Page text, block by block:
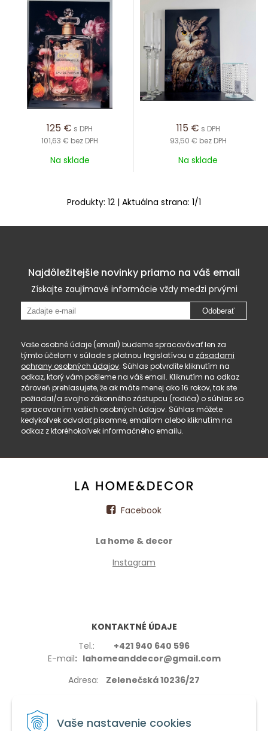
Vaše nastavenie cookies
125 € s DPH
101,63 € bez DPH
Na sklade
115 € s DPH
93,50 € bez DPH
Na sklade
Produkty: 12 | Aktuálna strana: 1/1
Najdôležitejšie novinky priamo na váš email
Získajte zaujímavé informácie vždy medzi prvými
Odoberať
Vaše osobné údaje (email) budeme spracovávať len za
týmto účelom v súlade s platnou legislatívou a zásadami
ochrany osobných údajov. Súhlas potvrdíte kliknutím na
odkaz, ktorý vám pošleme na váš email. Kliknutím na odkaz
zároveň prehlasujete, že ak máte menej ako 16 rokov, tak ste
požiadal/a svojho zákonného zástupcu (rodiča) o súhlas so
spracovaním vašich osobných údajov. Súhlas môžete
kedykoľvek odvolať písomne, emailom alebo kliknutím na
odkaz z ktoréhokoľvek informačného emailu.
Facebook
La home & decor
Instagram
KONTAKTNÉ ÚDAJE
Tel.: +421 940 640 596
E-mail: lahomeanddecor@gmail.com
Adresa: Zelenečská 10236/27